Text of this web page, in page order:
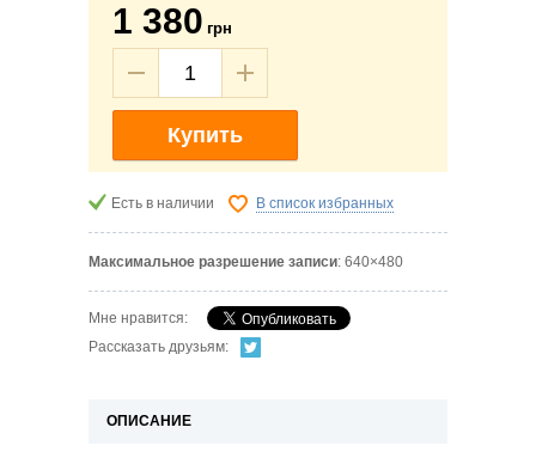
1 380 грн
Купить
Есть в наличии В список избранных
Максимальное разрешение записи: 640×480
Мне нравится:
Рассказать друзьям:
ОПИСАНИЕ